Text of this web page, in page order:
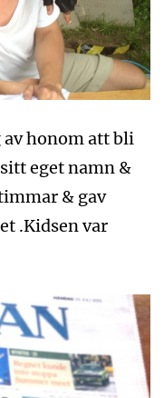
av honom att bli
eget namn &
& gav
.Kidsen var